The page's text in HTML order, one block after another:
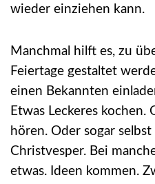
wieder einziehen kann.
Manchmal hilft es, zu
Feiertage gestaltet
einen Bekannten
Etwas Leckeres kochen.
hören. Oder sogar
Christvesper. Bei
etwas. Ideen kommen.